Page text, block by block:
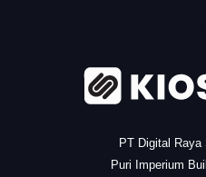
PT Digital Raya
Puri Imperium